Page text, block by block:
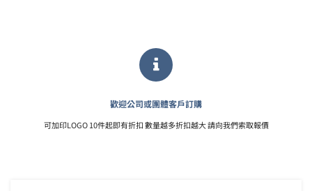
歡迎公司或團體客戶訂購
可加印LOGO 10件起即有折扣 數量越多折扣越大 請向我們索取報價